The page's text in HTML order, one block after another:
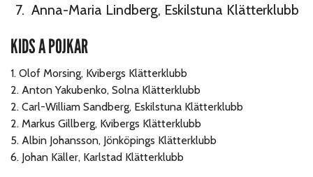
Anna-Maria Lindberg, Eskilstuna Klätterklubb
KIDS A POJKAR
1. Olof Morsing, Kvibergs Klätterklubb
2. Anton Yakubenko, Solna Klätterklubb
2. Carl-William Sandberg, Eskilstuna Klätterklubb
2. Markus Gillberg, Kvibergs Klätterklubb
5. Albin Johansson, Jönköpings Klätterklubb
6. Johan Käller, Karlstad Klätterklubb